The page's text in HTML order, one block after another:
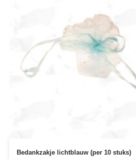
Bedankzakje lichtblauw (per 10 stuks)